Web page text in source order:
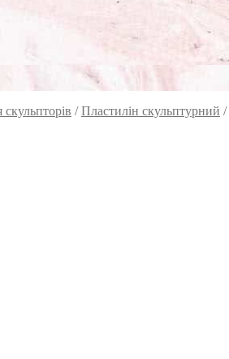
/Пластилін скульптурний /